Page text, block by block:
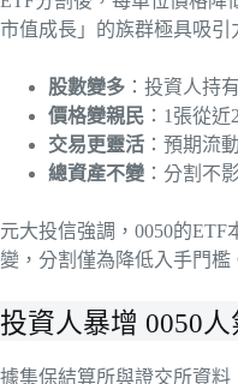
市值成長」的族群極具吸引
股數變多 ：投資人持
價格變親民 ：1張從
交易更靈活 ：預期流
總資產不變 ：分割不
元大投信強調，0050的
變，分割僅為降低入手門檻
投資人暴增 0050
據集保結算所與證交所資料